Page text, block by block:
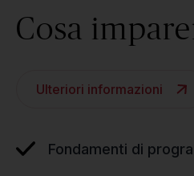
Cosa
Ulteriori informazioni
Fondamenti di